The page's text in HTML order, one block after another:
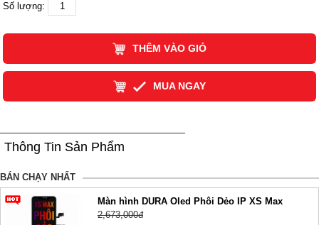
Số lượng:
THÊM VÀO GIỎ
MUA NGAY
Thông Tin Sản Phẩm
BÁN CHẠY NHẤT
Màn hình DURA Oled Phôi Dẻo IP XS Max
2,673,000đ